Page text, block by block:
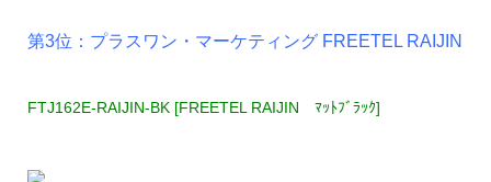
第3位：プラスワン・マーケティング FREETEL RAIJIN
FTJ162E-RAIJIN-BK [FREETEL RAIJIN ﾏｯﾄﾌﾞﾗｯｸ]